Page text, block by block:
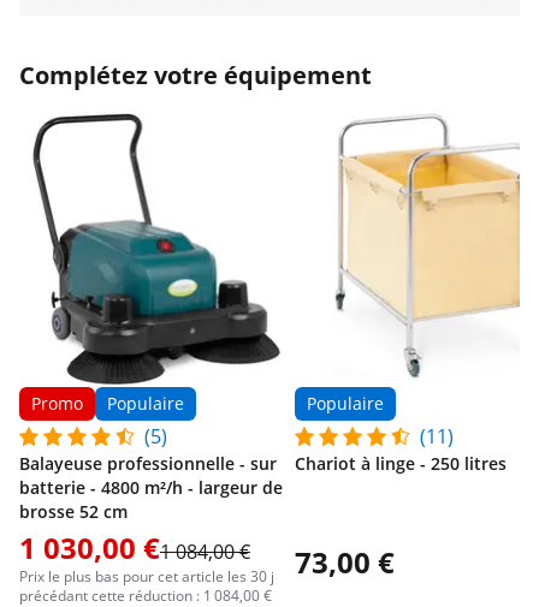
Complétez votre équipement
Promo Populaire
(5)
Balayeuse professionnelle - sur
batterie - 4800 m²/h - largeur de
brosse 52 cm
1 030,00 €1 084,00 €
Prix le plus bas pour cet article les 30 j
précédant cette réduction : 1 084,00 €
Populaire
(11)
Chariot à linge - 250 litres
73,00 €